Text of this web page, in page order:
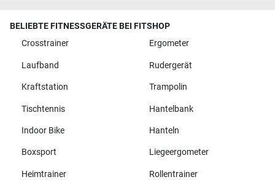
BELIEBTE FITNESSGERÄTE BEI FITSHOP
Crosstrainer
Ergometer
Laufband Rudergerät
Kraftstation Trampolin
Tischtennis Hantelbank
Indoor Bike Hanteln
Boxsport Liegeergometer
Heimtrainer Rollentrainer